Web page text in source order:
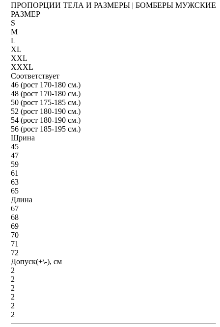
ПРОПОРЦИИ ТЕЛА И РАЗМЕРЫ | БОМБЕРЫ МУЖСКИЕ
РАЗМЕР
S
M
L
XL
XXL
XXXL
Соответствует
46 (рост 170-180 см.)
48 (рост 170-180 см.)
50 (рост 175-185 см.)
52 (рост 180-190 см.)
54 (рост 180-190 см.)
56 (рост 185-195 см.)
Шрина
45
47
59
61
63
65
Длина
67
68
69
70
71
72
Допуск(+\-), см
2
2
2
2
2
2